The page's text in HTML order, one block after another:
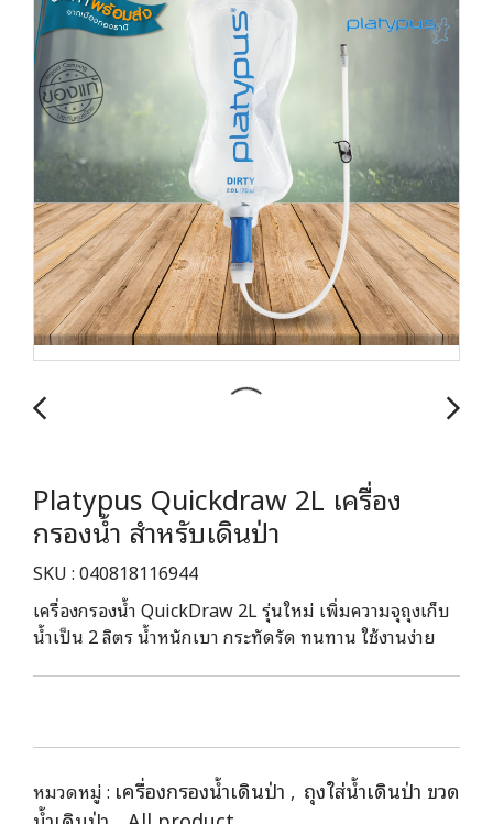
Platypus Quickdraw 2L เครื่อง
กรองน้ำ สำหรับเดินป่า
SKU : 040818116944
เครื่องกรองน้ำ QuickDraw 2L รุ่นใหม่ เพิ่มความจุถุงเก็บ
น้ำเป็น 2 ลิตร น้ำหนักเบา กระทัดรัด ทนทาน ใช้งานง่าย
หมวดหมู่ : เครื่องกรองน้ำเดินป่า , ถุงใส่น้ำเดินป่า ขวด